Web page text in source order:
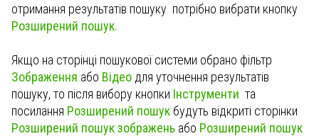
отримання результатів пошуку потрібно вибрати кнопку
Розширений пошук.
Якщо на сторінці пошукової системи обрано фільтр
Зображення або Відео для уточнення результатів
пошуку, то після вибору кнопки Інструменти та
посилання Розширений пошук будуть відкриті сторінки
Розширений пошук зображень або Розширений пошук